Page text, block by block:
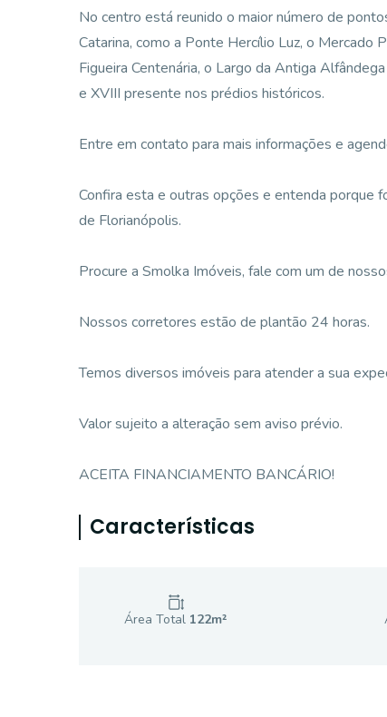
No centro está reunido o maior número de
Catarina, como a Ponte Hercílio Luz, o Mercado
Figueira Centenária, o Largo da Antiga
e XVIII presente nos prédios históricos.
Entre em contato para mais informações e
Confira esta e outras opções e entenda porque
de Florianópolis.
Procure a Smolka Imóveis, fale com um de
Nossos corretores estão de plantão 24 horas.
Temos diversos imóveis para atender a sua
Valor sujeito a alteração sem aviso prévio.
ACEITA FINANCIAMENTO BANCÁRIO!
Características
Área Total 122m²